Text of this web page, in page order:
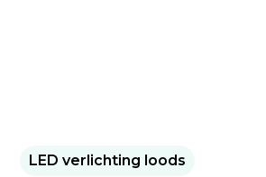
LED verlichting loods